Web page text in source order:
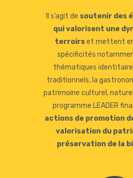
Il s’agit de soutenir des
qui valorisent une
terroirset mettent
spécificités
thématiques
traditionnels, la
patrimoine culturel,
programme LEADER
actions de promotion
valorisation du
préservation de la